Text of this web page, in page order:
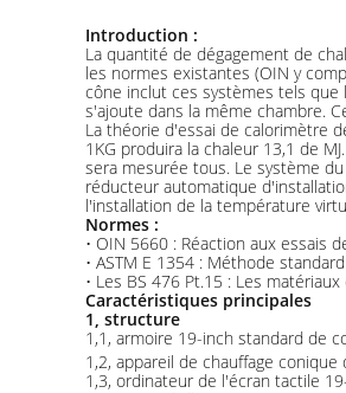
Introduction :
La quantité de dégagement de
les normes existantes (OIN y
cône inclut ces systèmes tels
s'ajoute dans la même chambre.
La théorie d'essai de calorimètre
1KG produira la chaleur 13,1 de
sera mesurée tous. Le système
réducteur automatique
l'installation de la température
Normes :
• OIN 5660 : Réaction aux essais
• ASTM E 1354 : Méthode
• Les BS 476 Pt.15 : Les
Caractéristiques principales
1, structure
1,1, armoire 19-inch standard de
1,2, appareil de chauffage
1,3, ordinateur de l'écran tactile